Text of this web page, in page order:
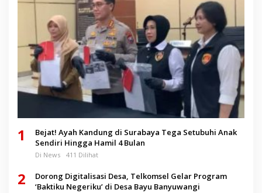
1
Bejat! Ayah Kandung di Surabaya Tega Setubuhi Anak
Sendiri Hingga Hamil 4 Bulan
Di News 411 Dilihat
2
Dorong Digitalisasi Desa, Telkomsel Gelar Program
‘Baktiku Negeriku’ di Desa Bayu Banyuwangi